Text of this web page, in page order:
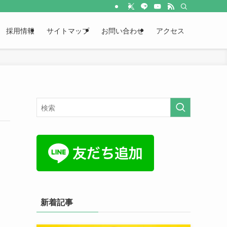
採用情報 サイトマップ お問い合わせ アクセス
新着記事